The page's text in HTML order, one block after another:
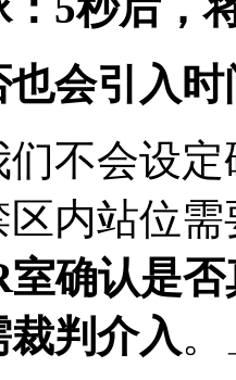
会引入
们不会设
内站位
确认是
判介入。